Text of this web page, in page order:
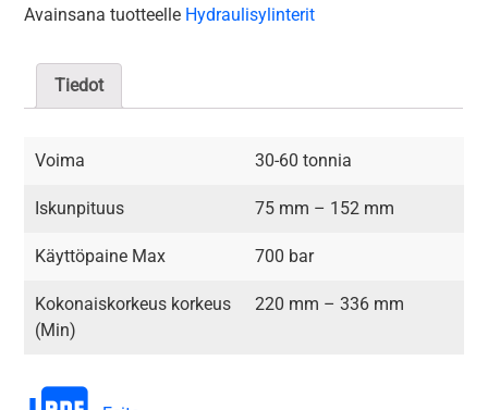
Avainsana tuotteelle Hydraulisylinterit
Tiedot
Voima 30-60 tonnia
Iskunpituus 75 mm – 152 mm
Käyttöpaine Max 700 bar
Kokonaiskorkeus korkeus
(Min)
220 mm – 336 mm